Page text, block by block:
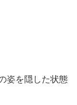
姿を隠した状態